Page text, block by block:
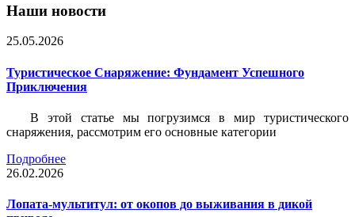
Наши новости
25.05.2026
Туристическое Снаряжение: Фундамент Успешного
Приключения
В этой статье мы погрузимся в мир туристического
снаряжения, рассмотрим его основные категории
Подробнее
26.02.2026
Лопата-мультитул: от окопов до выживания в дикой